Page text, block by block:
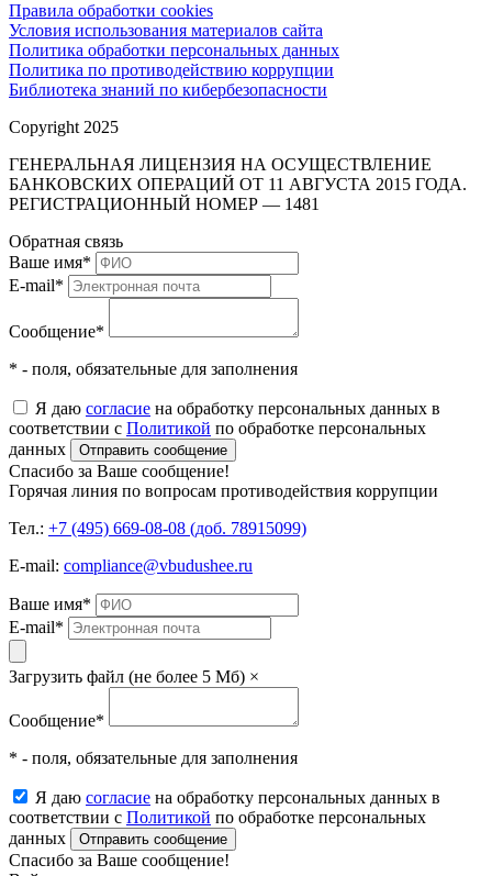
Правила обработки cookies
Условия использования материалов сайта
Политика обработки персональных данных
Политика по противодействию коррупции
Библиотека знаний по кибербезопасности
Copyright 2025
ГЕНЕРАЛЬНАЯ ЛИЦЕНЗИЯ НА ОСУЩЕСТВЛЕНИЕ
БАНКОВСКИХ ОПЕРАЦИЙ ОТ 11 АВГУСТА 2015 ГОДА.
РЕГИСТРАЦИОННЫЙ НОМЕР — 1481
Обратная связь
Ваше имя*
E-mail*
Сообщение*
* - поля, обязательные для заполнения
Я даю согласие на обработку персональных данных в
соответствии с Политикой по обработке персональных
данных
Отправить сообщение
Спасибо за Ваше сообщение!
Горячая линия по вопросам противодействия коррупции
Тел.: +7 (495) 669-08-08 (доб. 78915099)
E-mail: compliance@vbudushee.ru
Ваше имя*
E-mail*
Загрузить файл (не более 5 Мб) ×
Сообщение*
* - поля, обязательные для заполнения
Я даю согласие на обработку персональных данных в
соответствии с Политикой по обработке персональных
данных
Отправить сообщение
Спасибо за Ваше сообщение!